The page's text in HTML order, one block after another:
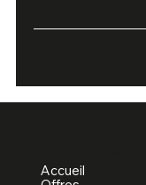
Accueil